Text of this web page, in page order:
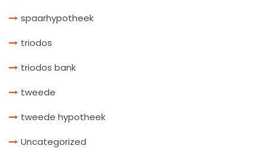
spaarhypotheek
triodos
triodos bank
tweede
tweede hypotheek
Uncategorized